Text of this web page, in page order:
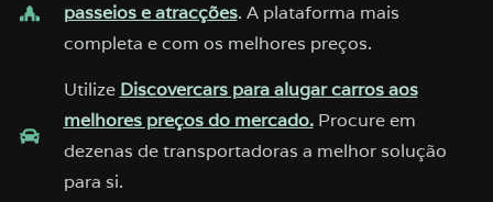
passeios e atracções. A plataforma mais
completa e com os melhores preços.
Utilize Discovercars para alugar carros aos
melhores preços do mercado.Procure em
dezenas de transportadoras a melhor solução
para si.